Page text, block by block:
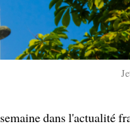
dans l'actualité